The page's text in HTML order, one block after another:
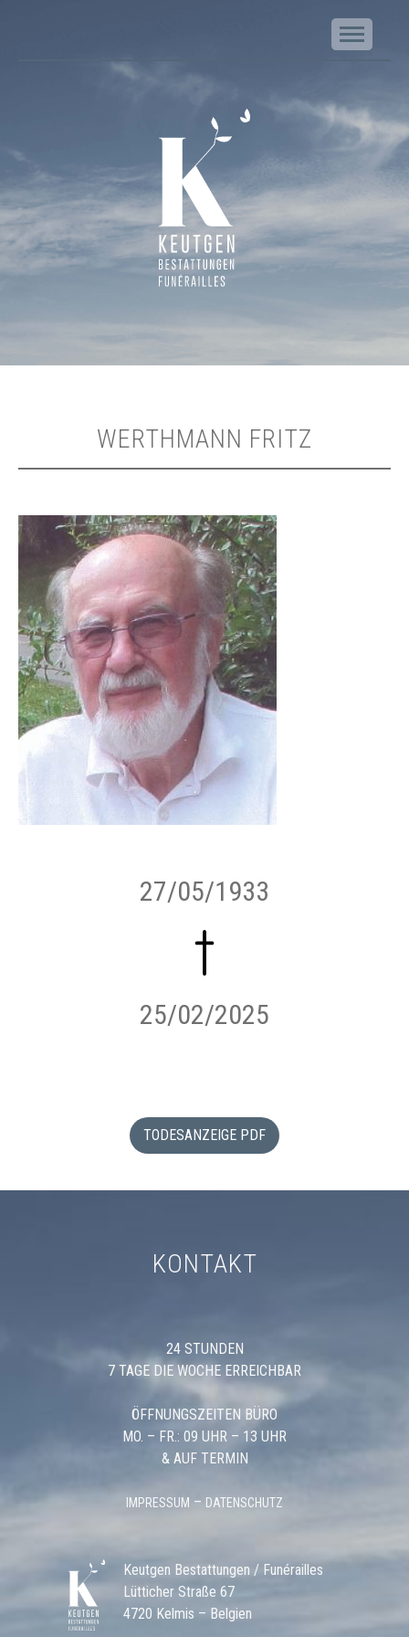
Keutgen | Bestattungen - Funérailles
WERTHMANN FRITZ
27/05/1933
25/02/2025
TODESANZEIGE PDF
KONTAKT
Keutgen Bestattungen / Funérailles
Lütticher Straße 67
4720 Kelmis – Belgien
24 STUNDEN
7 TAGE DIE WOCHE ERREICHBAR
ÖFFNUNGSZEITEN BÜRO
MO. – FR.: 09 UHR – 13 UHR
& AUF TERMIN
IMPRESSUM – DATENSCHUTZ